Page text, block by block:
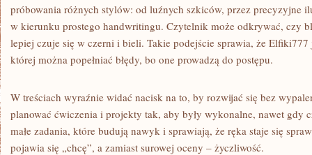
próbowania różnych stylów: od luźnych szkiców, przez precyzyjne
w kierunku prostego handwritingu. Czytelnik może odkrywać, czy
lepiej czuje się w czerni i bieli. Takie podejście sprawia, że
której można popełniać błędy, bo one prowadzą do postępu.
W treściach wyraźnie widać nacisk na to, by rozwijać się bez
planować ćwiczenia i projekty tak, aby były wykonalne, nawet gdy
małe zadania, które budują nawyk i sprawiają, że ręka staje się
pojawia się „chcę”, a zamiast surowej oceny – życzliwość.